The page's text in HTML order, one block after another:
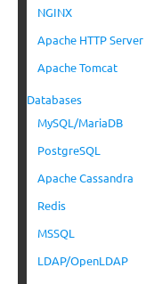
NGINX
Apache HTTP Server
Apache Tomcat
Databases
MySQL/MariaDB
PostgreSQL
Apache Cassandra
Redis
MSSQL
LDAP/OpenLDAP